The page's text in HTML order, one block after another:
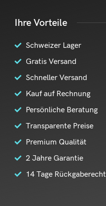
Ihre Vorteile
Schweizer Lager
Gratis Versand
Schneller Versand
Kauf auf Rechnung
Persönliche Beratung
Transparente Preise
Premium Qualität
2 Jahre Garantie
14 Tage Rückgaberecht